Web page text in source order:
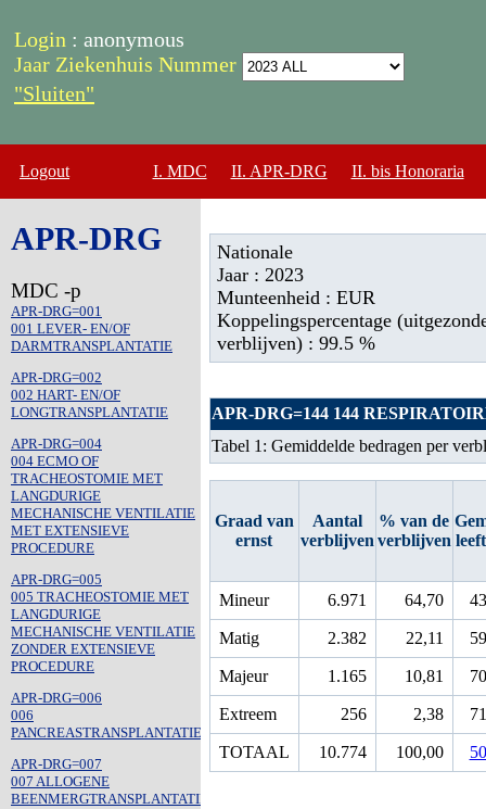
Login : anonymous
Jaar Ziekenhuis Nummer
"Sluiten"
Logout I. MDC II. APR-DRG II. bis Honoraria
APR-DRG
MDC -p
APR-DRG=001
001 LEVER- EN/OF
DARMTRANSPLANTATIE
APR-DRG=002
002 HART- EN/OF
LONGTRANSPLANTATIE
APR-DRG=004
004 ECMO OF
TRACHEOSTOMIE MET
LANGDURIGE
MECHANISCHE VENTILATIE
MET EXTENSIEVE
PROCEDURE
APR-DRG=005
005 TRACHEOSTOMIE MET
LANGDURIGE
MECHANISCHE VENTILATIE
ZONDER EXTENSIEVE
PROCEDURE
APR-DRG=006
006
PANCREASTRANSPLANTATIE
APR-DRG=007
007 ALLOGENE
BEENMERGTRANSPLANTATIE
Nationale
Jaar : 2023
Munteenheid : EUR
Koppelingspercentage
verblijven) : 99.5 %
APR-DRG=144 144
Tabel 1: Gemiddelde bedragen per
Graad van
ernst
Aantal
verblijven
% van de
verblijven
Mineur 6.971 64,70
Matig 2.382 22,11
Majeur 1.165 10,81
Extreem 256 2,38
TOTAAL 10.774 100,00